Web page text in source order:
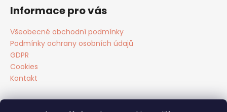
Informace pro vás
Všeobecné obchodní podmínky
Podmínky ochrany osobních údajů
GDPR
Cookies
Kontakt